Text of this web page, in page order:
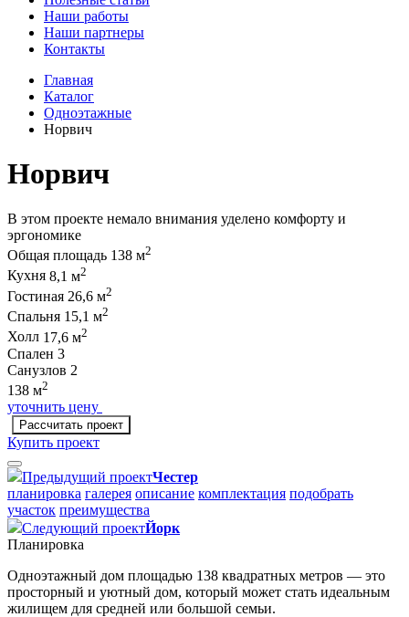
Наши работы
Наши партнеры
Контакты
Главная
Каталог
Одноэтажные
Норвич
Норвич
В этом проекте немало внимания уделено комфорту и
эргономике
Общая площадь 138 м2
Кухня 8,1 м2
Гостиная 26,6 м2
Спальня 15,1 м2
Холл 17,6 м2
Спален 3
Санузлов 2
138 м2
уточнить цену
Рассчитать проект
Купить проект
Предыдущий проектЧестер
планировка галерея описание комплектация подобрать
участок преимущества
Следующий проектЙорк
Планировка
Одноэтажный дом площадью 138 квадратных метров — это
просторный и уютный дом, который может стать идеальным
жилищем для средней или большой семьи.